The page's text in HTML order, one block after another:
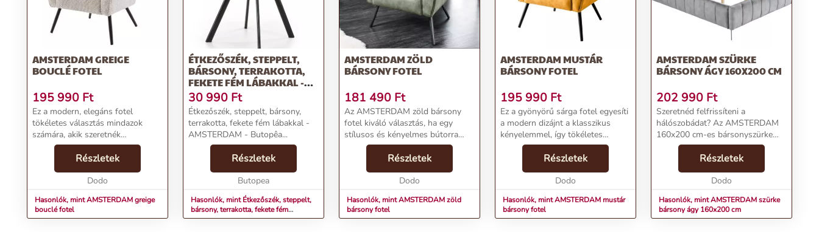
AMSTERDAM GREIGE
BOUCLÉ FOTEL
195 990 Ft
Ez a modern, elegáns fotel
tökéletes választás mindazok
számára, akik szeretnék
otthonukat stílusos és kényelmes
bútorokkal berendezni. A szék
kialakítása az időtálló dizájn és a
kényelem tökéletes ko...
Részletek
Dodo
Hasonlók, mint AMSTERDAM greige
bouclé fotel
ÉTKEZŐSZÉK, STEPPELT,
BÁRSONY, TERRAKOTTA,
FEKETE FÉM LÁBAKKAL -
AMSTERDAM
30 990 Ft
Étkezőszék, steppelt, bársony,
terrakotta, fekete fém lábakkal -
AMSTERDAM - Butopêa...
Részletek
Butopea
Hasonlók, mint Étkezőszék, steppelt,
bársony, terrakotta, fekete fém
lábakkal - AMSTERDAM
AMSTERDAM ZÖLD
BÁRSONY FOTEL
181 490 Ft
Az AMSTERDAM zöld bársony
fotel kiváló választás, ha egy
stílusos és kényelmes bútorra
vágysz.A fotel bársony anyaga
(100% poliészter) kellemes
tapintást és luxus megjelenést
biztosít. A pulverbevonat...
Részletek
Dodo
Hasonlók, mint AMSTERDAM zöld
bársony fotel
AMSTERDAM MUSTÁR
BÁRSONY FOTEL
195 990 Ft
Ez a gyönyörű sárga fotel egyesíti
a modern dizájnt a klasszikus
kényelemmel, így tökéletes
választás bármely nappali vagy
olvasósarok számára. Elegáns
megjelenése feldobja a helyiség
hangulatát, mikö...
Részletek
Dodo
Hasonlók, mint AMSTERDAM mustár
bársony fotel
AMSTERDAM SZÜRKE
BÁRSONY ÁGY 160X200 CM
202 990 Ft
Szeretnéd felfrissíteni a
hálószobádat? Az AMSTERDAM
160x200 cm-es bársonyszürke
ágy most a figyelem
középpontjába kerül! Akár egy
stílusos asztaldíszre, akár egy
kényelmes menedékre vágysz egy
Részletek
Dodo
Hasonlók, mint AMSTERDAM szürke
bársony ágy 160x200 cm